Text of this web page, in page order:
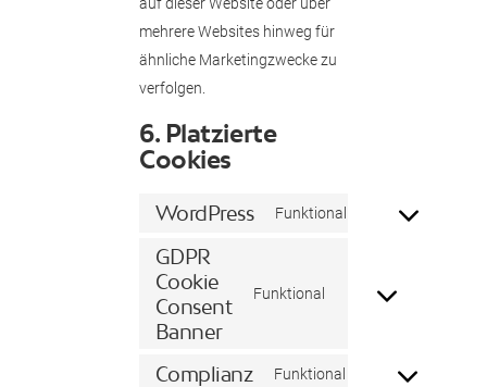
mehrere Websites hinweg für
ähnliche Marketingzwecke zu
verfolgen.
6. Platzierte
Cookies
WordPress Funktional Consent
wordpress
GDPR
Cookie
Consent
Banner
Funktional Consent
gdpr-
Complianz Funktional Consent